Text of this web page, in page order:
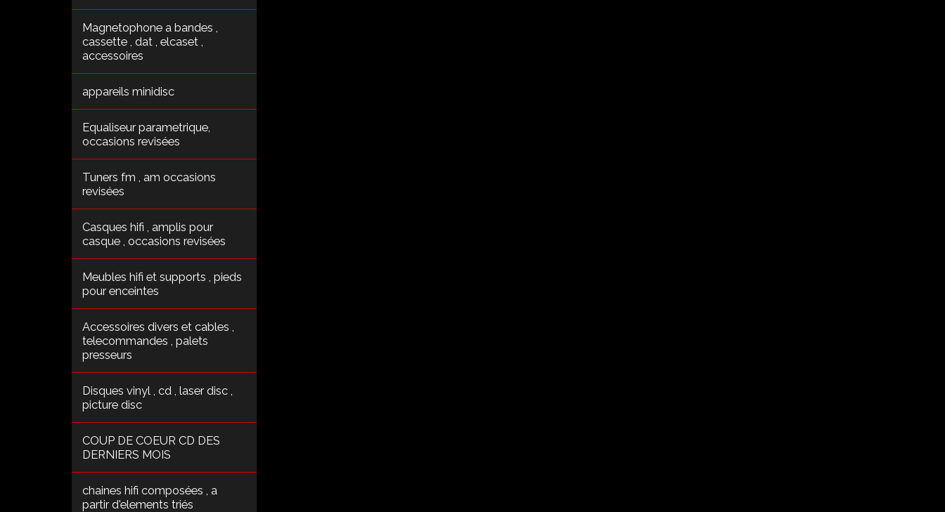
Magnetophone a bandes ,
cassette , dat , elcaset ,
accessoires
appareils minidisc
Equaliseur parametrique,
occasions revisées
Tuners fm , am occasions
revisées
Casques hifi , amplis pour
casque , occasions revisées
Meubles hifi et supports , pieds
pour enceintes
Accessoires divers et cables ,
telecommandes , palets
presseurs
Disques vinyl , cd , laser disc ,
picture disc
COUP DE COEUR CD DES
DERNIERS MOIS
chaines hifi composées , a
partir d'elements triés